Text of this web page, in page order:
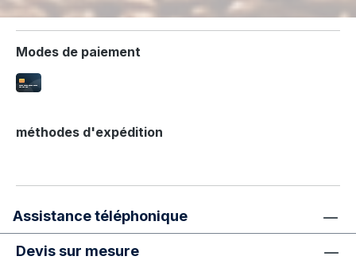
Modes de paiement
méthodes d'expédition
Assistance téléphonique
Devis sur mesure